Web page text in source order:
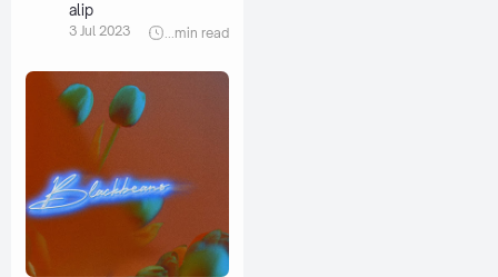
alip
3 Jul 2023 min read